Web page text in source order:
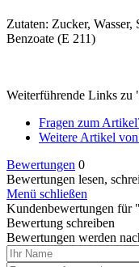
Zutaten: Zucker,
Benzoate (E 211)
Weiterführende Links
Fragen zum
Weitere Artikel
Bewertungen 0
Bewertungen lesen,
Menü schließen
Kundenbewertungen
Bewertung schreiben
Bewertungen werden